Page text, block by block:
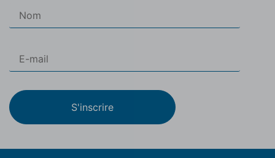
S'inscrire